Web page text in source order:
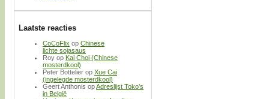
Laatste reacties
CoCoFlix op Chinese
lichte sojasaus
Roy op Kai Choi (Chinese
mosterdkool)
Peter Bottelier op Xue Cai
(ingelegde mosterdkool)
Geert Anthonis opAdreslijst Toko’s
in België